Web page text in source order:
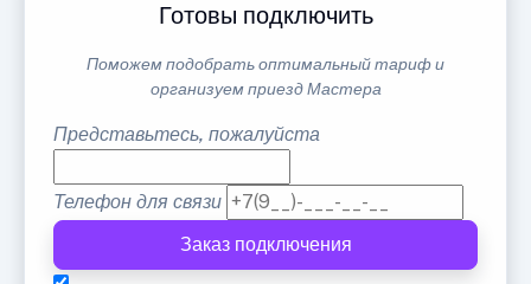
Готовы подключить
Поможем подобрать оптимальный тариф и
организуем приезд Мастера
Представьтесь, пожалуйста
Телефон для связи
Заказ подключения